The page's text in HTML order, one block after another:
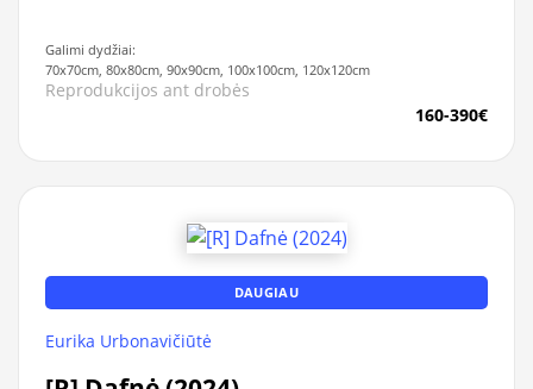
Galimi dydžiai:
70x70cm, 80x80cm, 90x90cm, 100x100cm, 120x120cm
Reprodukcijos ant drobės
160-390€
DAUGIAU
Eurika Urbonavičiūtė